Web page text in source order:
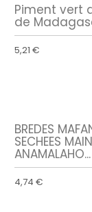
Piment vert
de
5,21 €
BREDES
SECHEES
ANAMALAHO...
4,74 €